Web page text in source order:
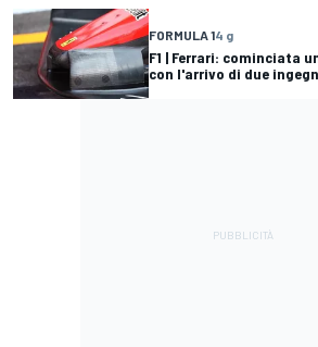
FORMULA 14 g
F1 | Ferrari: cominciata
con l'arrivo di due